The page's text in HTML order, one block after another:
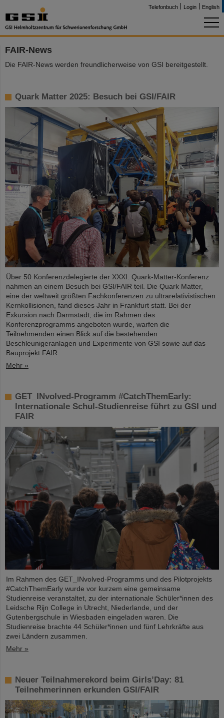
Telefonbuch Login English
FAIR-News
Die FAIR-News werden freundlicherweise von GSI bereitgestellt.
Quark Matter 2025: Besuch bei GSI/FAIR
Über 50 Konferenzdelegierte der XXXI. Quark-Matter-Konferenz
nahmen an einem Besuch bei GSI/FAIR teil. Die Quark Matter,
eine der weltweit größten Fachkonferenzen zu ultrarelativistischen
Kernkollisionen, fand dieses Jahr in Frankfurt statt. Bei der
Exkursion nach Darmstadt, die im Rahmen des
Konferenzprogramms angeboten wurde, warfen die
Teilnehmenden einen Blick auf die bestehenden
Beschleunigeranlagen und Experimente von GSI sowie auf das
Bauprojekt FAIR.
Mehr »
GET_INvolved-Programm #CatchThemEarly:
Internationale Schul-Studienreise führt zu GSI und
FAIR
Im Rahmen des GET_INvolved-Programms und des Pilotprojekts
#CatchThemEarly wurde vor kurzem eine gemeinsame
Studienreise veranstaltet, zu der internationale Schüler*innen des
Leidsche Rijn College in Utrecht, Niederlande, und der
Gutenbergschule in Wiesbaden eingeladen waren. Die
Studienreise brachte 44 Schüler*innen und fünf Lehrkräfte aus
zwei Ländern zusammen.
Mehr »
Neuer Teilnahmerekord beim Girls’Day: 81
Teilnehmerinnen erkunden GSI/FAIR